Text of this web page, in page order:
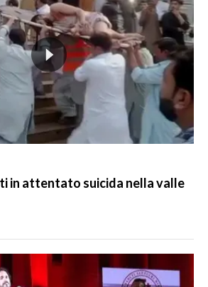
in attentato suicida nella valle